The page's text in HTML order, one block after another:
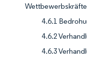
4.6.1
4.6.2
4.6.3